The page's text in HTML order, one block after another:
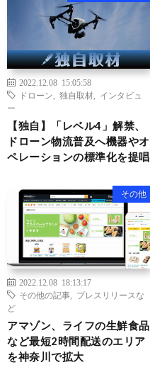
2022.12.08 15:05:58
ドローン
独自取材
インタビュ
ー
【独自】「レベル4」解禁、
ドローン物流普及へ機器やオ
ペレーションの標準化を提唱
その他
2022.12.08 18:13:17
その他の記事
プレスリリースな
ど
アマゾン、ライフの生鮮食品
など最短2時間配送のエリア
を神奈川で拡大